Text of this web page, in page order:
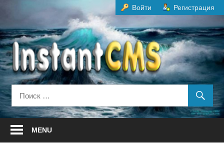
содержанию
Войти Регистрация
MENU